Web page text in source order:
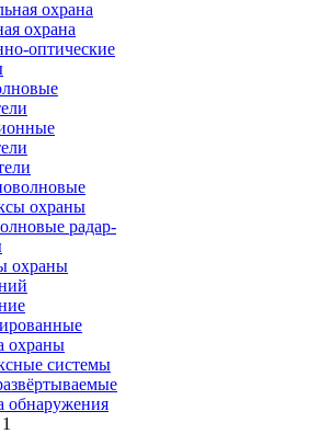
охрана
оптические
охраны
радар-
охраны
охраны
системы
обнаружения